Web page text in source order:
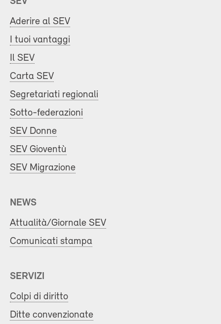
Aderire al SEV
I tuoi vantaggi
Il SEV
Carta SEV
Segretariati regionali
Sotto-federazioni
SEV Donne
SEV Gioventù
SEV Migrazione
NEWS
Attualità/Giornale SEV
Comunicati stampa
SERVIZI
Colpi di diritto
Ditte convenzionate